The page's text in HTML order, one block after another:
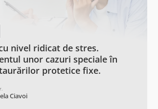
nivel ridicat de stres.
unor cazuri speciale în
protetice fixe.
Ciavoi